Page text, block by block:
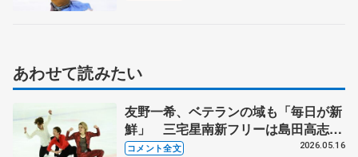
あわせて読みたい
友野一希、ベテランの域も「毎日が新
鮮」 三宅星南新フリーは島田高志郎
が振り付け 【浪速フィギュアスケー
コメント全文 2026.05.16